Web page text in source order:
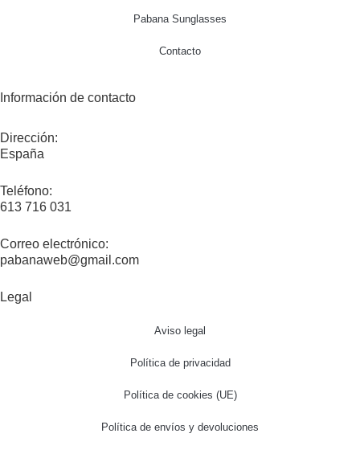
Pabana Sunglasses
Contacto
Información de contacto
Dirección:
España
Teléfono:
613 716 031
Correo electrónico:
pabanaweb@gmail.com
Legal
Aviso legal
Política de privacidad
Política de cookies (UE)
Política de envíos y devoluciones